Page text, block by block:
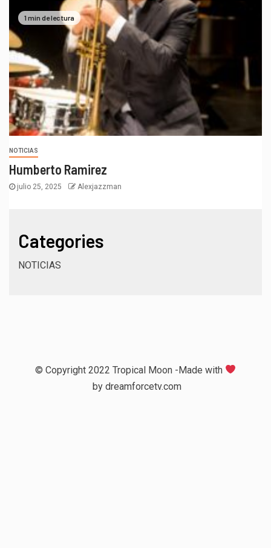
1 min de lectura
NOTICIAS
Humberto Ramirez
julio 25, 2025 Alexjazzman
Categories
NOTICIAS
© Copyright 2022 Tropical Moon -Made with
by dreamforcetv.com